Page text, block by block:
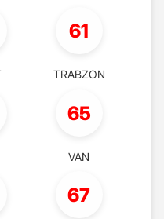
61
TRABZON
65
VAN
67